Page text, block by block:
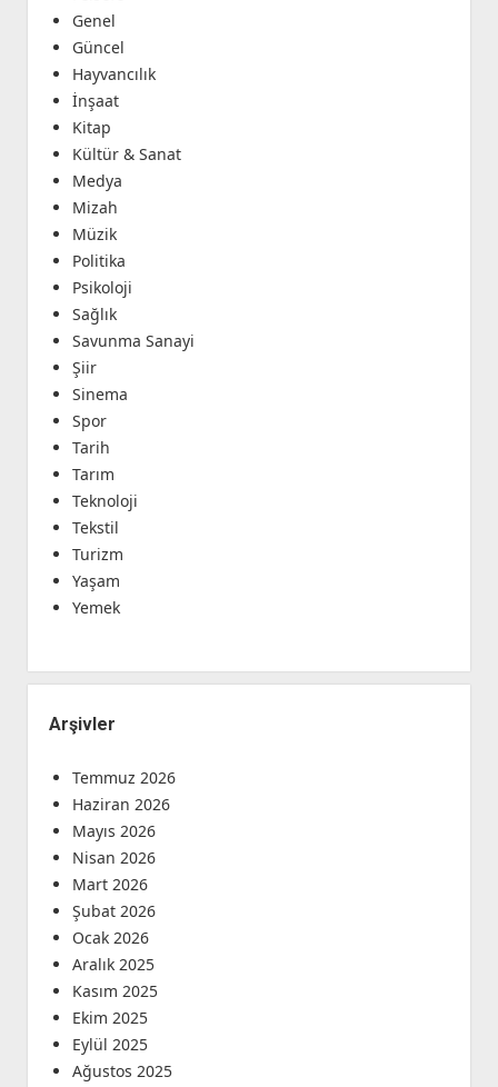
Genel
Güncel
Hayvancılık
İnşaat
Kitap
Kültür & Sanat
Medya
Mizah
Müzik
Politika
Psikoloji
Sağlık
Savunma Sanayi
Şiir
Sinema
Spor
Tarih
Tarım
Teknoloji
Tekstil
Turizm
Yaşam
Yemek
Arşivler
Temmuz 2026
Haziran 2026
Mayıs 2026
Nisan 2026
Mart 2026
Şubat 2026
Ocak 2026
Aralık 2025
Kasım 2025
Ekim 2025
Eylül 2025
Ağustos 2025